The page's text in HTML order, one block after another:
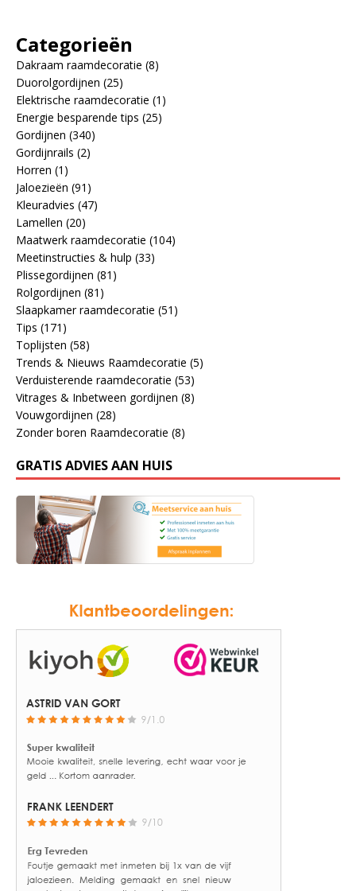
Categorieën
Dakraam raamdecoratie (8)
Duorolgordijnen (25)
Elektrische raamdecoratie (1)
Energie besparende tips (25)
Gordijnen (340)
Gordijnrails (2)
Horren (1)
Jaloezieën (91)
Kleuradvies (47)
Lamellen (20)
Maatwerk raamdecoratie (104)
Meetinstructies & hulp (33)
Plissegordijnen (81)
Rolgordijnen (81)
Slaapkamer raamdecoratie (51)
Tips (171)
Toplijsten (58)
Trends & Nieuws Raamdecoratie (5)
Verduisterende raamdecoratie (53)
Vitrages & Inbetween gordijnen (8)
Vouwgordijnen (28)
Zonder boren Raamdecoratie (8)
GRATIS ADVIES AAN HUIS